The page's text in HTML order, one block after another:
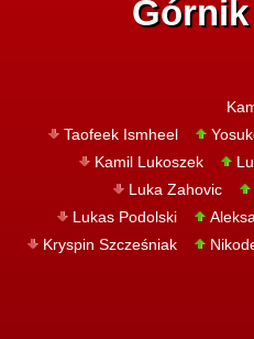
Taofeek Ismheel
Kamil Lukoszek
Luka Zahovic
Lukas Podolski
Kryspin Szcześniak